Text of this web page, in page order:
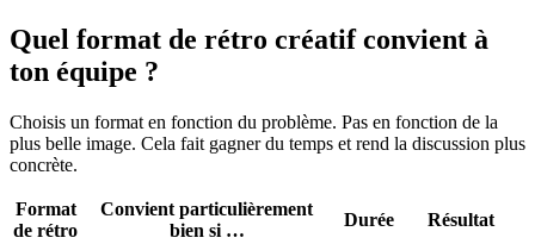
Quel format de rétro créatif convient à
ton équipe ?
Choisis un format en fonction du problème. Pas en fonction de la
plus belle image. Cela fait gagner du temps et rend la discussion plus
concrète.
Format
de rétro
Convient particulièrement
bien si …
Durée Résultat